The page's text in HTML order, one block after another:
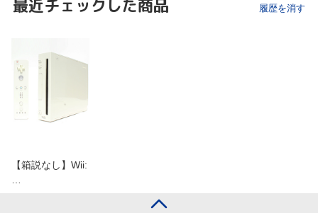
最近チェックした商品 履歴を消す
【箱説なし】Wii: